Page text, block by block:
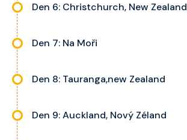
Den 6: Christchurch, New Zealand
Den 7: Na Moři
Den 8: Tauranga,new Zealand
Den 9: Auckland, Nový Zéland